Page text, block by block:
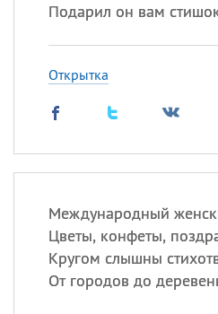
Подарил он вам
Открытка
Международный
Цветы, конфеты,
Кругом слышны
От городов до